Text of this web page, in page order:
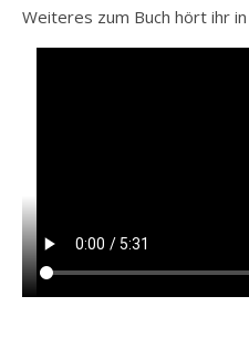
Weiteres zum Buch hört ihr